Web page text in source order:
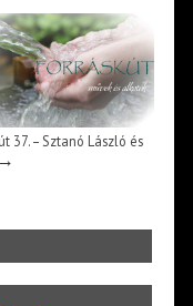
37. – Sztanó László és
→